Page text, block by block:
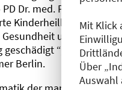
Mit Klick
Über
Auswahl
Dr. med. Peter
Kinderheilkunde darf
unserer
geschädigt “, ergänzt
Berlin.